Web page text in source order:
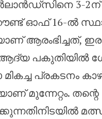
3-
ഓഫ് 16-ൽ
ആരംഭിച്ചത്,
ആദ്യ പകുതിയിൽ
പ്രകടനം
മുന്നേറ്റം.